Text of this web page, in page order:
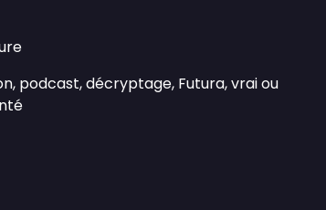
podcast, décryptage, Futura, vrai ou